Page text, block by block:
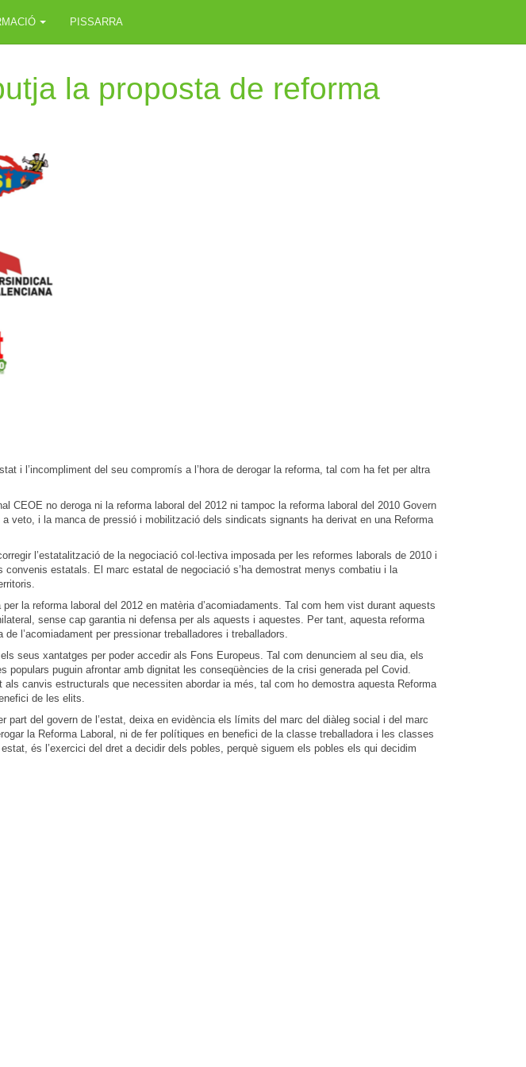
PISSARRA
la proposta de reforma
i l’incompliment del seu compromís a l’hora de derogar la reforma, tal com ha fet per altra
CEOE no deroga ni la reforma laboral del 2012 ni tampoc la reforma laboral del 2010 Govern
veto, i la manca de pressió i mobilització dels sindicats signants ha derivat en una Reforma
l’estatalització de la negociació col·lectiva imposada per les reformes laborals de 2010 i
estatals. El marc estatal de negociació s’ha demostrat menys combatiu i la
la reforma laboral del 2012 en matèria d’acomiadaments. Tal com hem vist durant aquests
sense cap garantia ni defensa per als aquests i aquestes. Per tant, aquesta reforma
l’acomiadament per pressionar treballadores i treballadors.
seus xantatges per poder accedir als Fons Europeus. Tal com denunciem al seu dia, els
puguin afrontar amb dignitat les conseqüències de la crisi generada pel Covid.
canvis estructurals que necessiten abordar ia més, tal com ho demostra aquesta Reforma
de les elits.
del govern de l’estat, deixa en evidència els límits del marc del diàleg social i del marc
la Reforma Laboral, ni de fer polítiques en benefici de la classe treballadora i les classes
és l’exercici del dret a decidir dels pobles, perquè siguem els pobles els qui decidim